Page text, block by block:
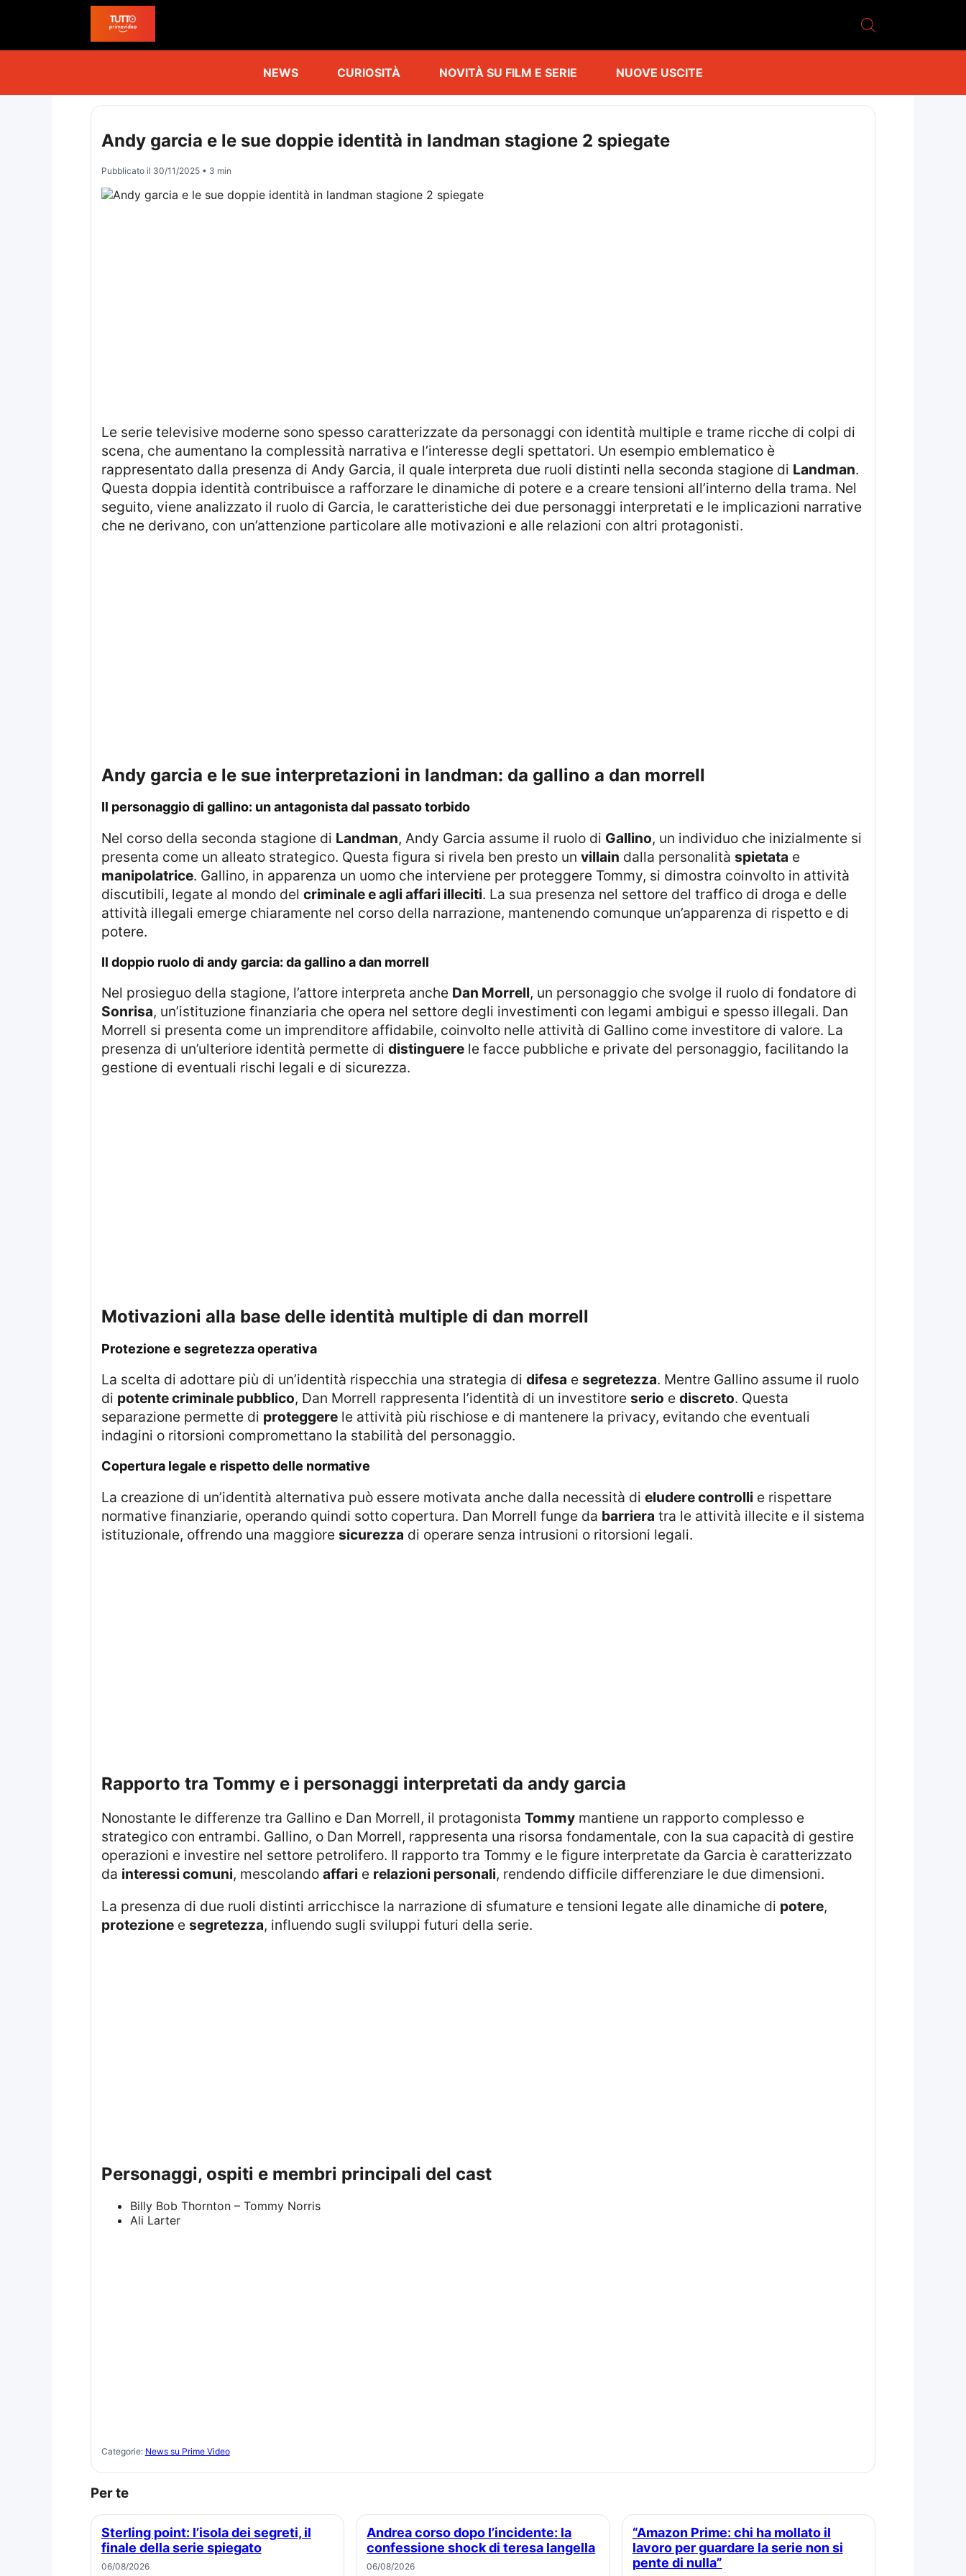
NEWS CURIOSITÀ NOVITÀ SU FILM E SERIE NUOVE USCITE
Andy garcia e le sue doppie identità in landman stagione 2 spiegate
Pubblicato il 30/11/2025• 3 min
Le serie televisive moderne sono spesso caratterizzate da personaggi con identità multiple e trame ricche di colpi di
scena, che aumentano la complessità narrativa e l’interesse degli spettatori. Un esempio emblematico è
rappresentato dalla presenza di Andy Garcia, il quale interpreta due ruoli distinti nella seconda stagione di Landman.
Questa doppia identità contribuisce a rafforzare le dinamiche di potere e a creare tensioni all’interno della trama. Nel
seguito, viene analizzato il ruolo di Garcia, le caratteristiche dei due personaggi interpretati e le implicazioni narrative
che ne derivano, con un’attenzione particolare alle motivazioni e alle relazioni con altri protagonisti.
andy garcia e le sue interpretazioni in landman: da gallino a dan morrell
il personaggio di gallino: un antagonista dal passato torbido
Nel corso della seconda stagione di Landman, Andy Garcia assume il ruolo di Gallino, un individuo che inizialmente si
presenta come un alleato strategico. Questa figura si rivela ben presto un villain dalla personalità spietata e
manipolatrice. Gallino, in apparenza un uomo che interviene per proteggere Tommy, si dimostra coinvolto in attività
discutibili, legate al mondo del criminale e agli affari illeciti. La sua presenza nel settore del traffico di droga e delle
attività illegali emerge chiaramente nel corso della narrazione, mantenendo comunque un’apparenza di rispetto e di
potere.
il doppio ruolo di andy garcia: da gallino a dan morrell
Nel prosieguo della stagione, l’attore interpreta anche Dan Morrell, un personaggio che svolge il ruolo di fondatore di
Sonrisa, un’istituzione finanziaria che opera nel settore degli investimenti con legami ambigui e spesso illegali. Dan
Morrell si presenta come un imprenditore affidabile, coinvolto nelle attività di Gallino come investitore di valore. La
presenza di un’ulteriore identità permette di distinguerele facce pubbliche e private del personaggio, facilitando la
gestione di eventuali rischi legali e di sicurezza.
motivazioni alla base delle identità multiple di dan morrell
protezione e segretezza operativa
La scelta di adottare più di un’identità rispecchia una strategia di difesa e segretezza. Mentre Gallino assume il ruolo
di potente criminale pubblico, Dan Morrell rappresenta l’identità di un investitore serio e discreto. Questa
separazione permette di proteggerele attività più rischiose e di mantenere la privacy, evitando che eventuali
indagini o ritorsioni compromettano la stabilità del personaggio.
copertura legale e rispetto delle normative
La creazione di un’identità alternativa può essere motivata anche dalla necessità di eludere controlli e rispettare
normative finanziarie, operando quindi sotto copertura. Dan Morrell funge da barriera tra le attività illecite e il sistema
istituzionale, offrendo una maggiore sicurezza di operare senza intrusioni o ritorsioni legali.
rapporto tra Tommy e i personaggi interpretati da andy garcia
Nonostante le differenze tra Gallino e Dan Morrell, il protagonista Tommymantiene un rapporto complesso e
strategico con entrambi. Gallino, o Dan Morrell, rappresenta una risorsa fondamentale, con la sua capacità di gestire
operazioni e investire nel settore petrolifero. Il rapporto tra Tommy e le figure interpretate da Garcia è caratterizzato
da interessi comuni, mescolando affari e relazioni personali, rendendo difficile differenziare le due dimensioni.
La presenza di due ruoli distinti arricchisce la narrazione di sfumature e tensioni legate alle dinamiche di potere,
protezionee segretezza, influendo sugli sviluppi futuri della serie.
personaggi, ospiti e membri principali del cast
Billy Bob Thornton – Tommy Norris
Ali Larter
Categorie: News su Prime Video
Per te
Sterling point: l’isola dei segreti, il
finale della serie spiegato
06/08/2026
Andrea corso dopo l’incidente: la
confessione shock di teresa langella
06/08/2026
“Amazon Prime: chi ha mollato il
lavoro per guardare la serie non si
pente di nulla”